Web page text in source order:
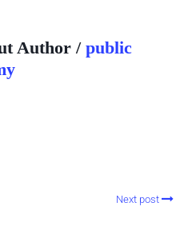
Author / public
Next post